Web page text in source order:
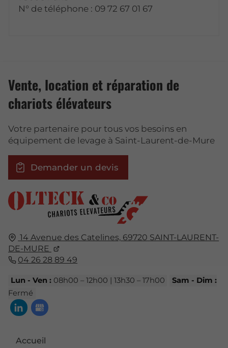
N° de téléphone : 09 72 67 01 67
14 Avenue des Catelines, 69720 SAINT-LAURENT-
DE-MURE
04 26 28 89 49
Lun - Ven :08h00 – 12h00 | 13h30 – 17h00
Sam - Dim :
Fermé
Accueil
Vente, location et réparation de
chariots élévateurs
Votre partenaire pour tous vos besoins en
équipement de levage à Saint-Laurent-de-Mure
Demander un devis